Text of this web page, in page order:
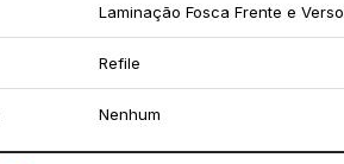
Laminação Fosca Frente e Verso
Refile
Nenhum